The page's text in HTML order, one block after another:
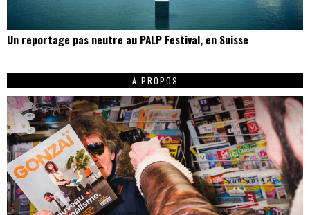
Un reportage pas neutre au PALP Festival, en Suisse
A PROPOS